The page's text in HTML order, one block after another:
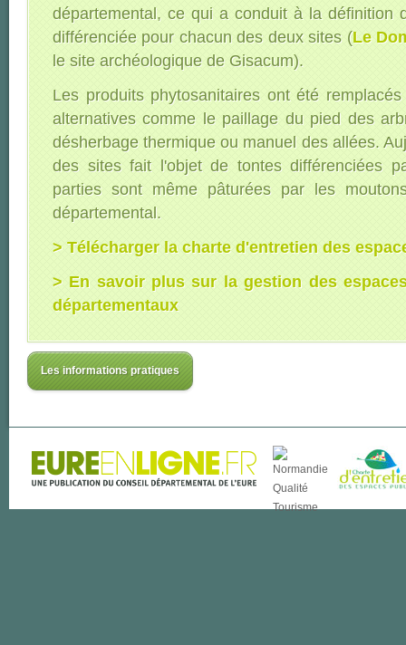
départemental, ce qui a conduit à la définition
différenciée pour chacun des deux sites (Le
le site archéologique de Gisacum).
Les produits phytosanitaires ont été
alternatives comme le paillage du pied des
désherbage thermique ou manuel des allées.
des sites fait l'objet de tontes différenciées
parties sont même pâturées par les
départemental.
> Télécharger la charte d'entretien des
> En savoir plus sur la gestion des
départementaux
Les informations pratiques